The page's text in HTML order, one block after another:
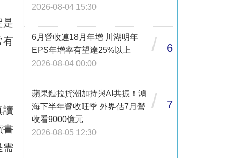
是
有
讀
書
需
2026-08-04 15:30
6月營收連18月年增 川湖明年
EPS年增率有望達25%以上
2026-08-04 00:00
/ 6
蘋果鏈拉貨潮加持與AI共振！鴻
海下半年營收旺季 外界估7月營
收看9000億元
2026-08-05 12:30
/ 7